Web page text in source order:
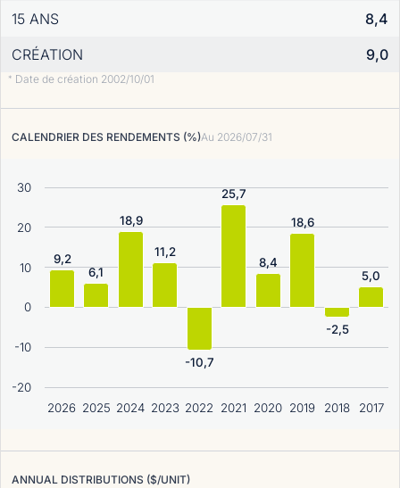
15 ANS
8,4
CRÉATION
9,0
* Date de création 2002/10/01
CALENDRIER DES RENDEMENTS (%)Au 2026/07/31
2026 2025 2024 2023 2022 2021 2020 2019 2018 2017
-20
-10
0
10
20
30
9,2
6,1
18,9
11,2
-10,7
25,7
8,4
18,6
-2,5
5,0
ANNUAL DISTRIBUTIONS ($/UNIT)